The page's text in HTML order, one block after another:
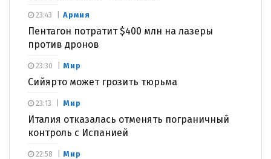
Армия
Пентагон потратит $400 млн на лазеры
против дронов
23:43
Мир
Сийярто может грозить тюрьма
23:30
Мир
Италия отказалась отменять пограничный
контроль с Испанией
23:13
Мир
22:58